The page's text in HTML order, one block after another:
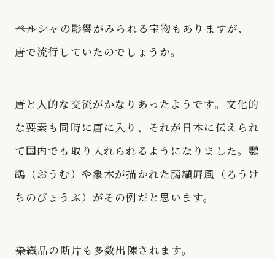
――ペルシャの影響がみられる宝物もありますが、
唐で流行していたのでしょうか。
唐と人的な交流がかなりあったようです。文化的
な要素も同時に唐に入り、それが日本に伝えられ
て国内でも取り入れられるようになりました。鸚
鵡（おうむ）や象木が描かれた﨟纈屛風（ろうけ
ちのびょうぶ）がその例だと思います。
――染織品の断片も多数出陳されます。